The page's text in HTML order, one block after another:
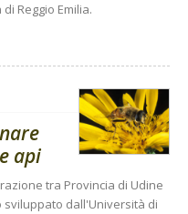
Reggio Emilia.
api
tra Provincia di Udine
sviluppato dall'Università di